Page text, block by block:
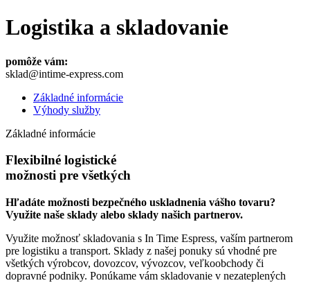
Logistika a skladovanie
pomôže vám:
sklad@intime-express.com
Základné informácie
Výhody služby
Základné informácie
Flexibilné logistické
možnosti pre všetkých
Hľadáte možnosti bezpečného uskladnenia vášho tovaru?
Využite naše sklady alebo sklady našich partnerov.
Využite možnosť skladovania s In Time Espress, vaším partnerom
pre logistiku a transport. Sklady z našej ponuky sú vhodné pre
všetkých výrobcov, dovozcov, vývozcov, veľkoobchody či
dopravné podniky. Ponúkame vám skladovanie v nezateplených